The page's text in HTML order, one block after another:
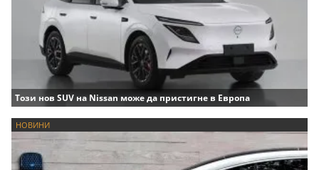
Този нов SUV на Nissan може да пристигне в Европа
НОВИНИ